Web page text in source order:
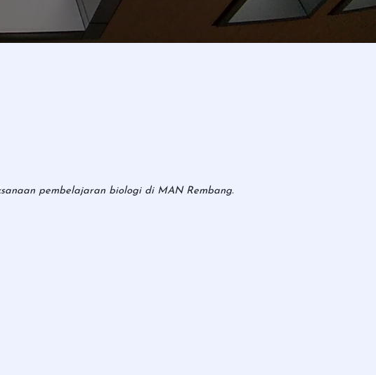
pembelajaran biologi di MAN Rembang.